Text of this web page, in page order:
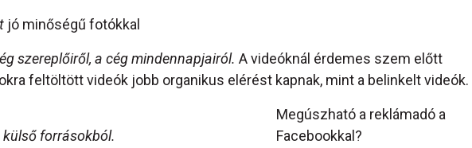
jó minőségű fotókkal
szereplőiről, a cég mindennapjairól. A videóknál érdemes szem előtt
feltöltött videók jobb organikus elérést kapnak, mint a belinkelt videók.
Megúszható a reklámadó a
Facebookkal?
külső forrásokból.